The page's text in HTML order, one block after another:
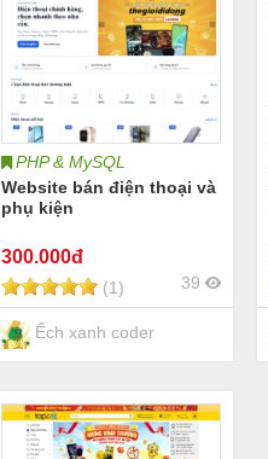
PHP & MySQL
Website bán điện thoại và
phụ kiện
300.000đ
(1) 39
Ếch xanh coder